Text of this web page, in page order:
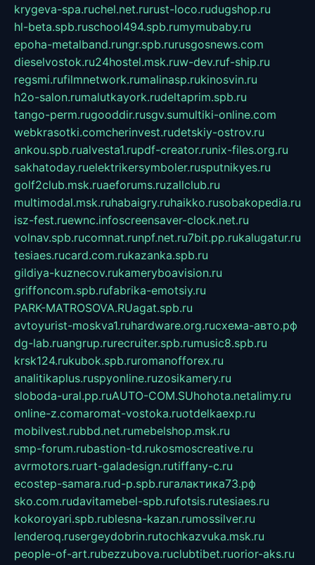
krygeva-spa.ruchel.net.rurust-loco.rudugshop.ru
hl-beta.spb.ruschool494.spb.rumymubaby.ru
epoha-metalband.rungr.spb.rurusgosnews.com
dieselvostok.ru24hostel.msk.ruw-dev.ruf-ship.ru
regsmi.rufilmnetwork.rumalinasp.rukinosvin.ru
h2o-salon.rumalutkayork.rudeltaprim.spb.ru
tango-perm.rugooddir.rusgv.sumultiki-online.com
webkrasotki.comcherinvest.rudetskiy-ostrov.ru
ankou.spb.rualvesta1.rupdf-creator.runix-files.org.ru
sakhatoday.ruelektrikersymboler.rusputnikyes.ru
golf2club.msk.ruaeforums.ruzallclub.ru
multimodal.msk.ruhabaigry.ruhaikko.rusobakopedia.ru
isz-fest.ruewnc.infoscreensaver-clock.net.ru
volnav.spb.rucomnat.runpf.net.ru7bit.pp.rukalugatur.ru
tesiaes.rucard.com.rukazanka.spb.ru
gildiya-kuznecov.rukameryboavision.ru
griffoncom.spb.rufabrika-emotsiy.ru
PARK-MATROSOVA.RUagat.spb.ru
avtoyurist-moskva1.ruhardware.org.ruсхема-авто.рф
dg-lab.ruangrup.rurecruiter.spb.rumusic8.spb.ru
krsk124.rukubok.spb.ruromanofforex.ru
analitikaplus.ruspyonline.ruzosikamery.ru
sloboda-ural.pp.ruAUTO-COM.SUhohota.netalimy.ru
online-z.comaromat-vostoka.ruotdelkaexp.ru
mobilvest.rubbd.net.rumebelshop.msk.ru
smp-forum.rubastion-td.rukosmoscreative.ru
avrmotors.ruart-galadesign.rutiffany-c.ru
ecostep-samara.rud-p.spb.ruгалактика73.рф
sko.com.rudavitamebel-spb.rufotsis.rutesiaes.ru
kokoroyari.spb.rublesna-kazan.rumossilver.ru
lenderoq.rusergeydobrin.rutochkazvuka.msk.ru
people-of-art.rubezzubova.ruclubtibet.ruorior-aks.ru